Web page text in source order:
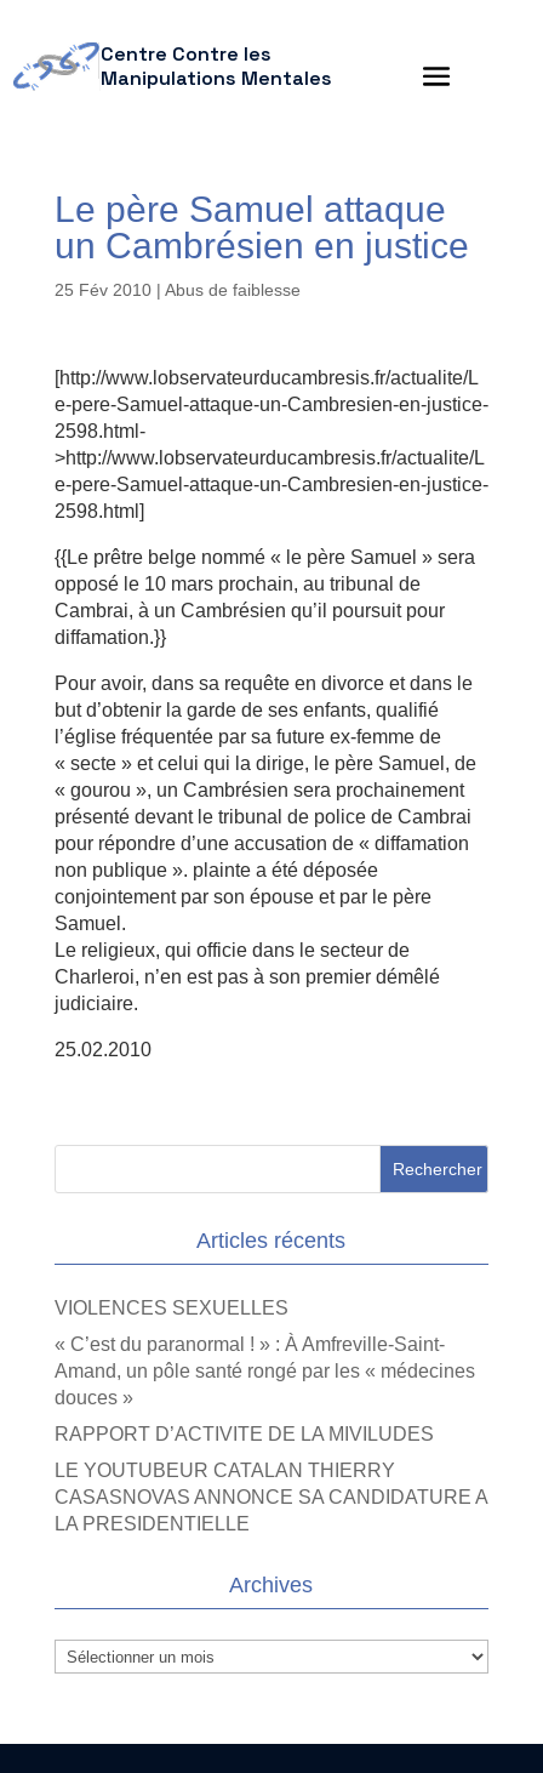
Centre Contre les
Manipulations Mentales
Le père Samuel attaque
un Cambrésien en justice
25 Fév 2010| Abus de faiblesse
[http://www.lobservateurducambresis.fr/actualite/L
e-pere-Samuel-attaque-un-Cambresien-en-justice-
2598.html-
>http://www.lobservateurducambresis.fr/actualite/L
e-pere-Samuel-attaque-un-Cambresien-en-justice-
2598.html]
{{Le prêtre belge nommé « le père Samuel » sera
opposé le 10 mars prochain, au tribunal de
Cambrai, à un Cambrésien qu’il poursuit pour
diffamation.}}
Pour avoir, dans sa requête en divorce et dans le
but d’obtenir la garde de ses enfants, qualifié
l’église fréquentée par sa future ex-femme de
« secte » et celui qui la dirige, le père Samuel, de
« gourou », un Cambrésien sera prochainement
présenté devant le tribunal de police de Cambrai
pour répondre d’une accusation de « diffamation
non publique ». plainte a été déposée
conjointement par son épouse et par le père
Samuel.
Le religieux, qui officie dans le secteur de
Charleroi, n’en est pas à son premier démêlé
judiciaire.
25.02.2010
Articles récents
VIOLENCES SEXUELLES
« C’est du paranormal ! » : À Amfreville-Saint-
Amand, un pôle santé rongé par les « médecines
douces »
RAPPORT D’ACTIVITE DE LA MIVILUDES
LE YOUTUBEUR CATALAN THIERRY
CASASNOVAS ANNONCE SA CANDIDATURE A
LA PRESIDENTIELLE
Archives
Archives